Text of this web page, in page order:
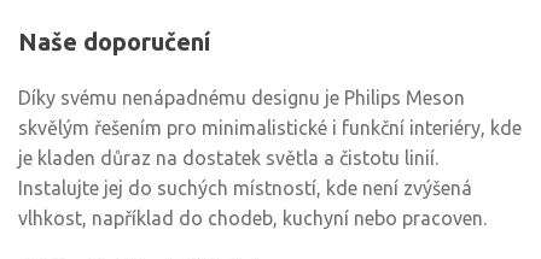
Naše doporučení
Díky svému nenápadnému designu je Philips Meson
skvělým řešením pro minimalistické i funkční interiéry, kde
je kladen důraz na dostatek světla a čistotu linií.
Instalujte jej do suchých místností, kde není zvýšená
vlhkost, například do chodeb, kuchyní nebo pracoven.